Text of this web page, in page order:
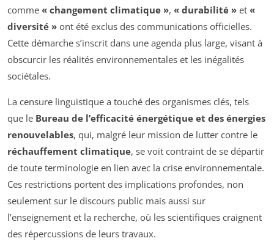
comme « changement climatique », « durabilité » et «
diversité » ont été exclus des communications officielles.
Cette démarche s’inscrit dans une agenda plus large, visant à
obscurcir les réalités environnementales et les inégalités
sociétales.
La censure linguistique a touché des organismes clés, tels
que le Bureau de l’efficacité énergétique et des énergies
renouvelables, qui, malgré leur mission de lutter contre le
réchauffement climatique, se voit contraint de se départir
de toute terminologie en lien avec la crise environnementale.
Ces restrictions portent des implications profondes, non
seulement sur le discours public mais aussi sur
l’enseignement et la recherche, où les scientifiques craignent
des répercussions de leurs travaux.